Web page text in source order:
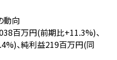
動向
百万円(前期比+11.3%)、
、純利益219百万円(同